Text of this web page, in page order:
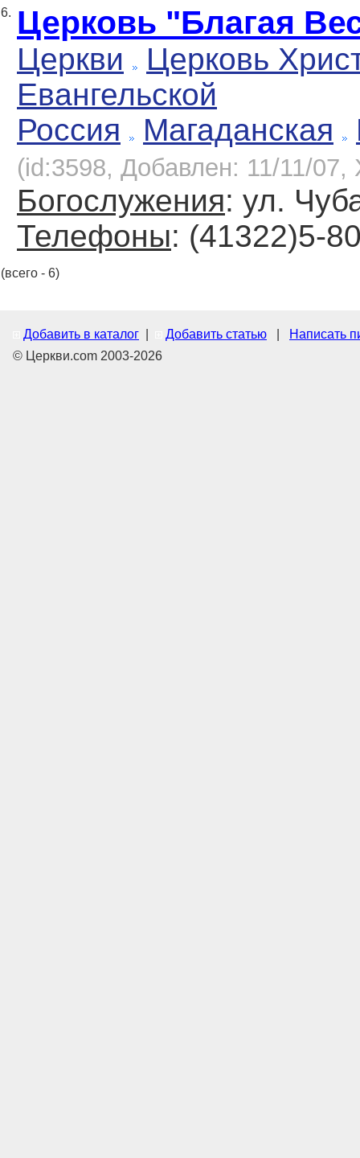
6. Церковь "Благая
Церкви
Церковь
Евангельской
Россия
Магаданская
(id:3598, Добавлен: 11/11/07,
Богослужения: ул.
Телефоны: (41322)5-
(всего - 6)
Добавить в каталог Добавить статью
Написать
© Церкви.com 2003-2026